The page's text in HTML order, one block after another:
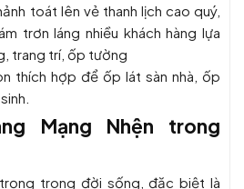
toát lên vẻ thanh lịch cao quý,
trơn láng nhiều khách hàng lựa
trang trí, ốp tường
thích hợp để ốp lát sàn nhà, ốp
Mạng Nhện trong
trong đời sống, đặc biệt là